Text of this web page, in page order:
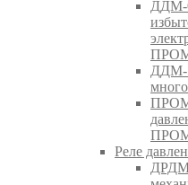
ДДМ-
ДДМ-
Реле